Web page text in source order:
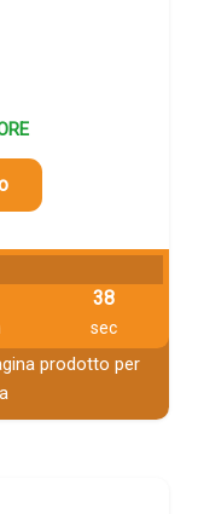
38
sec
prodotto per